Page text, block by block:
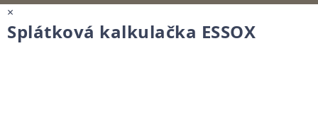
×
Splátková kalkulačka ESSOX